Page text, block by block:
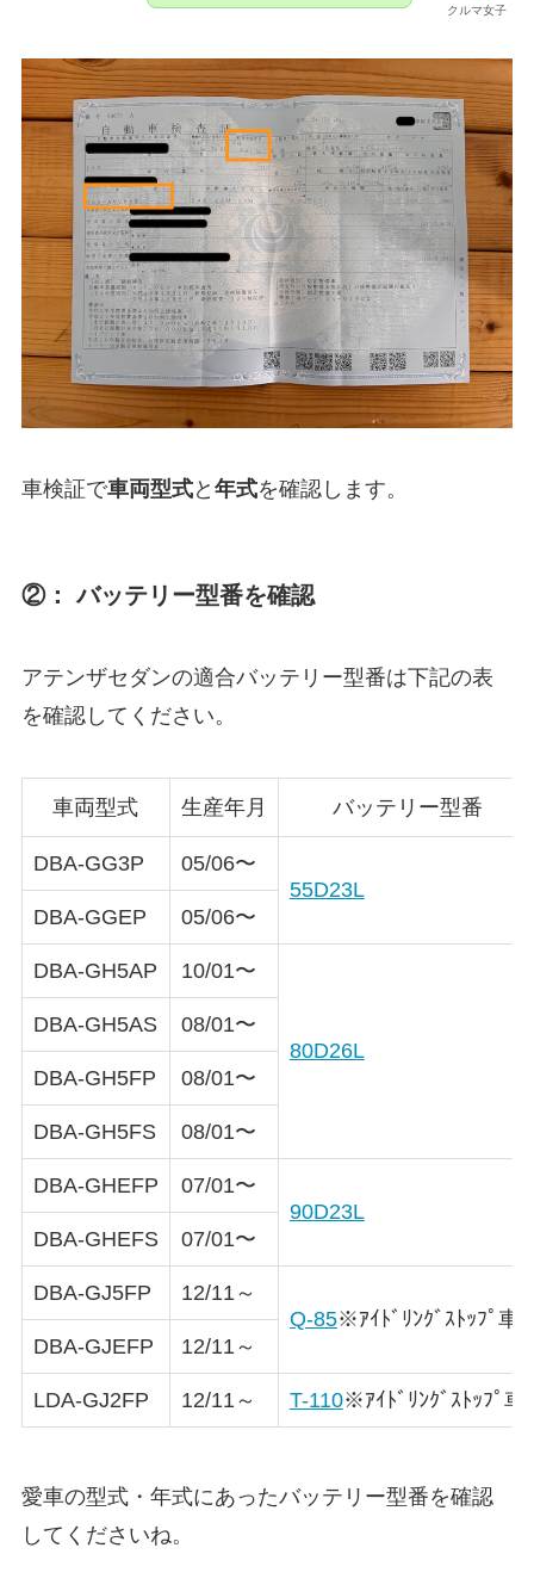
クルマ女子
車検証で車両型式と 年式を確認します。
②： バッテリー型番を確認
アテンザセダンの適合バッテリー型番は下記の表
を確認してください。
車両型式 生産年月 バッテリー型番
DBA-GG3P
05/06〜
55D23L
DBA-GGEP
05/06〜
DBA-GH5AP 10/01〜
80D26L
DBA-GH5AS 08/01〜
DBA-GH5FP 08/01〜
DBA-GH5FS 08/01〜
DBA-GHEFP
07/01〜
90D23L
DBA-GHEFS
07/01〜
DBA-GJ5FP
12/11～
Q-85※ｱｲﾄﾞﾘﾝｸﾞｽﾄｯﾌﾟ車
DBA-GJEFP
12/11～
LDA-GJ2FP 12/11～ T-110※ｱｲﾄﾞﾘﾝｸﾞｽﾄｯﾌﾟ車
愛車の型式・年式にあったバッテリー型番を確認
してくださいね。